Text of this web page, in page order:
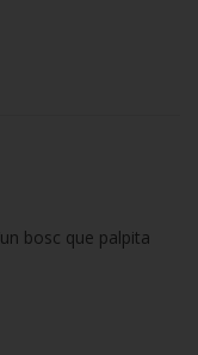
bosc que palpita